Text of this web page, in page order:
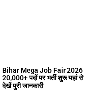
Bihar Mega Job Fair 2026
20,000+ पदों पर भर्ती शुरू यहां से
देखें पुरी जानकारी